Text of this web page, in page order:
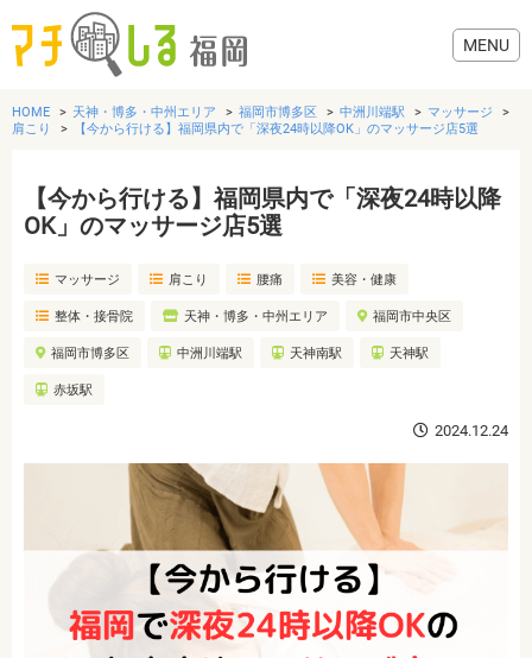
グルメ
美容・健康
歯医者・病院
HOME 天神・博多・中州エリア 福岡市博多区 中洲川端駅
マッサージ
肩こり
【今から行ける】福岡県内で「深夜24時以降OK」のマッサージ店5選
【今から行ける】福岡県内で「深夜24時以降
OK」のマッサージ店5選
マッサージ 肩こり 腰痛 美容・健康
整体・接骨院 天神・博多・中州エリア 福岡市中央区
福岡市博多区 中洲川端駅 天神南駅 天神駅
赤坂駅
2024.12.24